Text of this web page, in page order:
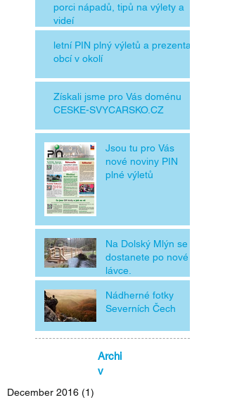
Archi
v
porci nápadů, tipů na výlety a
videí
letní PIN plný výletů a prezentací
obcí v okolí
Získali jsme pro Vás doménu
CESKE-SVYCARSKO.CZ
Jsou tu pro Vás
nové noviny PIN
plné výletů
Na Dolský Mlýn se
dostanete po nové
lávce.
Nádherné fotky
Severních Čech
December 2016 (1)